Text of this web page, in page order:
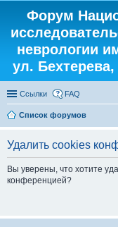
Форум
неврологии
ул.
Ссылки FAQ
Список форумов
Удалить cookies
Вы уверены, что хотите
конференцией?